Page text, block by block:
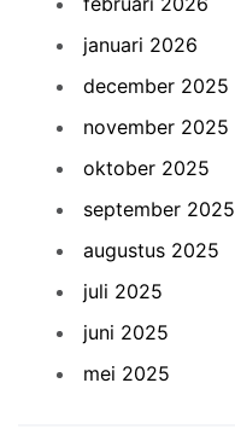
januari 2026
december 2025
november 2025
oktober 2025
september 2025
augustus 2025
juli 2025
juni 2025
mei 2025